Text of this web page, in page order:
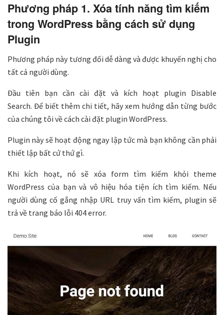
Phương pháp 1. Xóa tính năng tìm kiếm
trong WordPress bằng cách sử dụng
Plugin
Phương pháp này tương đối dễ dàng và được khuyến nghị cho
tất cả người dùng.
Đầu tiên bạn cần cài đặt và kích hoạt plugin Disable
Search. Để biết thêm chi tiết, hãy xem hướng dẫn từng bước
của chúng tôi về cách cài đặt plugin WordPress.
Plugin này sẽ hoạt động ngay lập tức mà bạn không cần phải
thiết lập bất cứ thứ gì.
Khi kích hoạt, nó sẽ xóa form tìm kiếm khỏi theme
WordPress của bạn và vô hiệu hóa tiện ích tìm kiếm. Nếu
người dùng cố gắng nhập URL truy vấn tìm kiếm, plugin sẽ
trả về trang báo lỗi 404 error.